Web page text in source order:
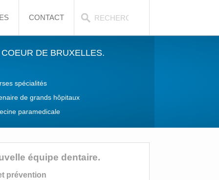
CONTACT
DE BRUXELLES.
spécialités
de grands hôpitaux
paramedicale
équipe dentaire.
prévention